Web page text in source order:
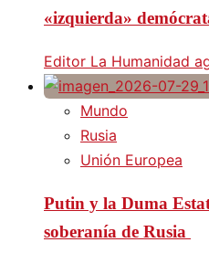
«izquierda»
Editor La Humanidad
Mundo
Rusia
Unión Europea
Putin y la Duma
soberanía de Rusia